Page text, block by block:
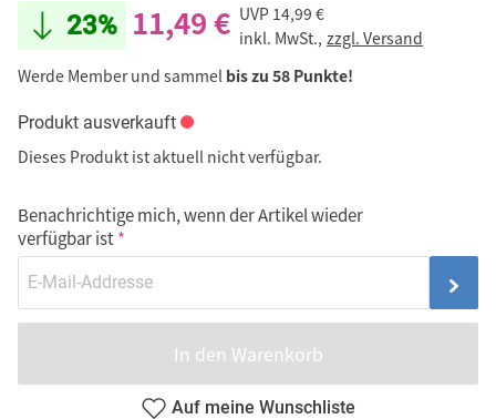
23% 11,49 € UVP 14,99 €
inkl. MwSt., zzgl. Versand
Werde Member und sammel bis zu 58 Punkte!
Produkt ausverkauft
Dieses Produkt ist aktuell nicht verfügbar.
Benachrichtige mich, wenn der Artikel wieder
verfügbar ist
In den Warenkorb
Auf meine Wunschliste